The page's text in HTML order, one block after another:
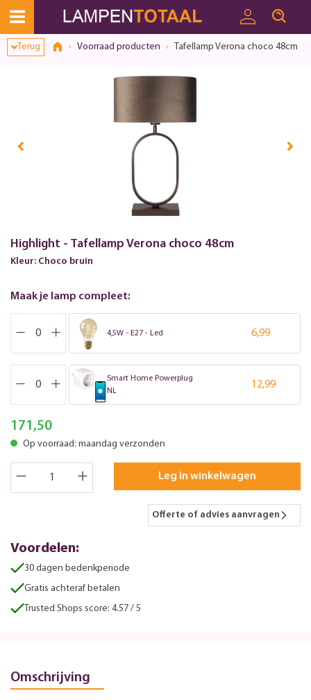
Terug Voorraad producten Tafellamp Verona choco 48cm
Highlight - Tafellamp Verona choco 48cm
Kleur: Choco bruin
Maak je lamp compleet:
4,5W - E27 - Led 6,99
Smart Home Powerplug
NL
12,99
171,50
Op voorraad: maandag verzonden
Leg in winkelwagen
Offerte of advies aanvragen
Voordelen:
30 dagen bedenkperiode
Gratis achteraf betalen
Trusted Shops score: 4.57 / 5
Omschrijving